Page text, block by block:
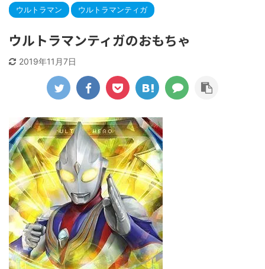
ウルトラマン ウルトラマンティガ
ウルトラマンティガのおもちゃ
2019年11月7日